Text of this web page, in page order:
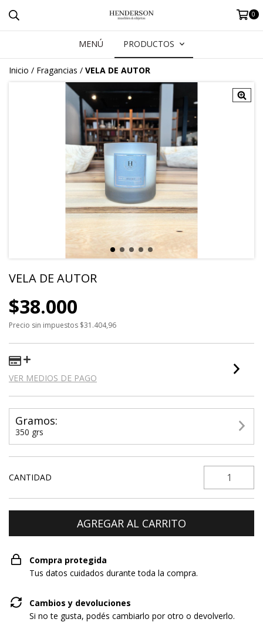
0
MENÚ PRODUCTOS
Inicio / Fragancias / VELA DE AUTOR
VELA DE AUTOR
$38.000
Precio sin impuestos $31.404,96
VER MEDIOS DE PAGO
Gramos:
350 grs
CANTIDAD
Compra protegida
Tus datos cuidados durante toda la compra.
Cambios y devoluciones
Si no te gusta, podés cambiarlo por otro o devolverlo.